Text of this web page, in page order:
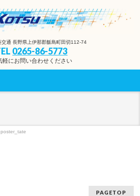
交通 長野県上伊那郡飯島町田切112-74
0265-86-5773
軽にお問い合わせください
poster_tate
PAGETOP